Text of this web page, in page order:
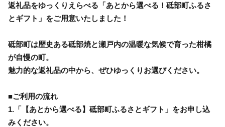
返礼品をゆっくりえらべる「あとから選べる！砥部町ふるさ
とギフト」をご用意いたしました！
砥部町は歴史ある砥部焼と瀬戸内の温暖な気候で育った柑橘
が自慢の町。
魅力的な返礼品の中から、ぜひゆっくりお選びください。
■ご利用の流れ
1.「【あとから選べる】砥部町ふるさとギフト」をお申し込
みください。